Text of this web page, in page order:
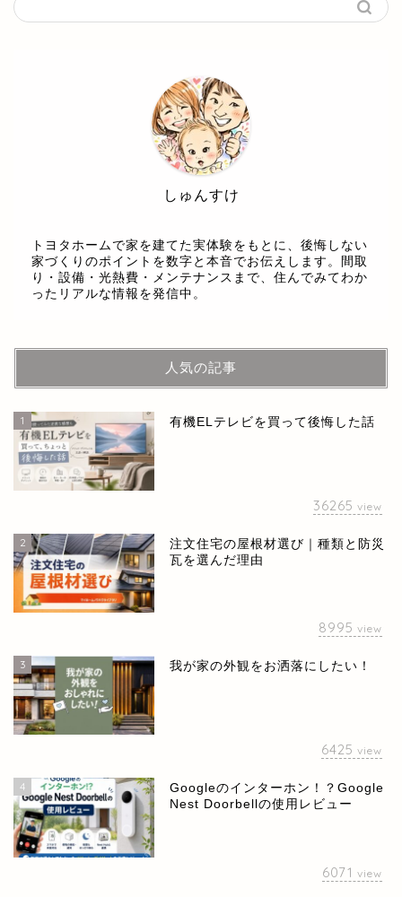
しゅんすけ
トヨタホームで家を建てた実体験をもとに、後悔しない
家づくりのポイントを数字と本音でお伝えします。間取
り・設備・光熱費・メンテナンスまで、住んでみてわか
ったリアルな情報を発信中。
人気の記事
1 有機ELテレビを買って後悔した話
36265 view
2
注文住宅の屋根材選び｜種類と防災
瓦を選んだ理由
8995 view
3 我が家の外観をお洒落にしたい！
6425 view
4
Googleのインターホン！？Google
Nest Doorbellの使用レビュー
6071 view
ホーム
お問い合せ